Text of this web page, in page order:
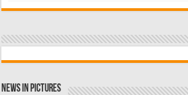
News in Pictures